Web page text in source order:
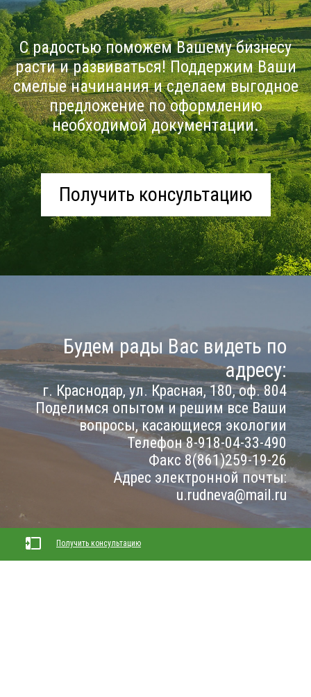
С радостью поможем Вашему бизнесу
расти и развиваться! Поддержим Ваши
смелые начинания и сделаем выгодное
предложение по оформлению
необходимой документации.
Получить консультацию
Будем рады Вас видеть по
адресу:
г. Краснодар, ул. Красная, 180, оф. 804
Поделимся опытом и решим все Ваши
вопросы, касающиеся экологии
Телефон 8-918-04-33-490
Факс 8(861)259-19-26
Адрес электронной почты:
u.rudneva@mail.ru
Получить консультацию